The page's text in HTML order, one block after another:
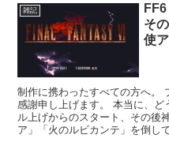
雑記
そ
使
制作に携わったすべての方へ。
感謝申し上げます。 本当に、
ル上げからのスタート、その後
ア」「火のルビカンテ」を倒し